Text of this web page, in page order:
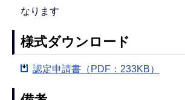
なります
様式ダウンロード
認定申請書（PDF：233KB）